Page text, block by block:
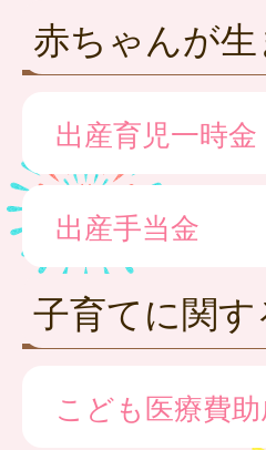
赤ちゃんが
出産育児一時金
出産手当金
子育てに関
こども医療費